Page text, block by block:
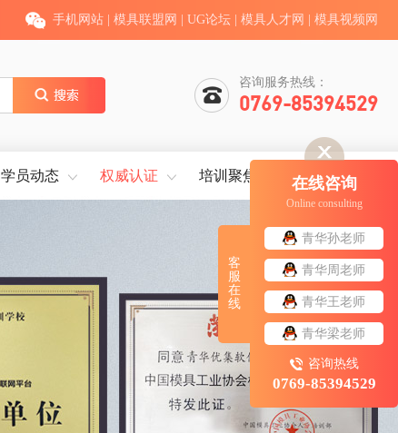
手机网站 模具联盟网 UG论坛 模具人才网 模具视频网
咨询服务热线：
0769-85394529
学员动态 权威认证 培训聚焦 就业服务
在线咨询
Online consulting
青华孙老师
青华周老师
青华王老师
青华梁老师
咨询热线
0769-85394529
客
服
在
线